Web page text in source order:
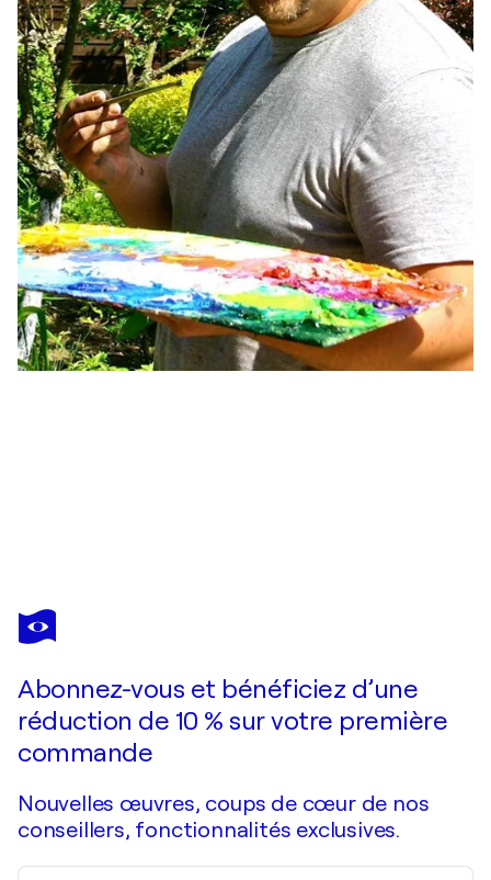
ALEXANDER
SHANDOR
Je passe commande
Abonnez-vous et bénéficiez d’une
réduction de 10 % sur votre première
commande
Nouvelles œuvres, coups de cœur de nos
conseillers, fonctionnalités exclusives.